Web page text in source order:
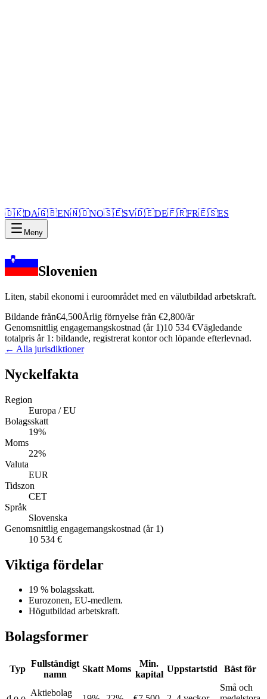
🇩🇰DA🇬🇧EN🇳🇴NO🇸🇪SV🇩🇪DE🇫🇷FR🇪🇸ES
Meny
Slovenien
Liten, stabil ekonomi i euroområdet med en välutbildad arbetskraft.
Bildande från€4,500Årlig förnyelse från €2,800/år
Genomsnittlig engagemangskostnad (år 1)10 534 €Vägledande
totalpris år 1: bildande, registrerat kontor och löpande efterlevnad.
← Alla jurisdiktioner
Nyckelfakta
Region
Europa / EU
Bolagsskatt
19%
Moms
22%
Valuta
EUR
Tidszon
CET
Språk
Slovenska
Genomsnittlig engagemangskostnad (år 1)
10 534 €
Viktiga fördelar
19 % bolagsskatt.
Eurozonen, EU-medlem.
Högutbildad arbetskraft.
Bolagsformer
Typ
Fullständigt
namn
Skatt Moms
Min.
kapital
Uppstartstid Bäst för
Aktiebolag
Små och